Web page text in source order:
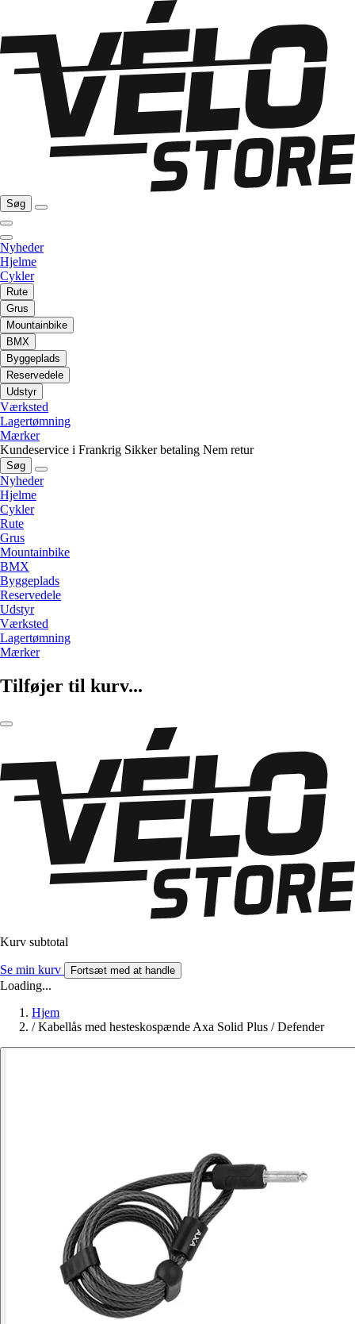
Søg
Nyheder
Hjelme
Cykler
Rute
Grus
Mountainbike
BMX
Byggeplads
Reservedele
Udstyr
Værksted
Lagertømning
Mærker
Kundeservice i Frankrig Sikker betaling Nem retur
Søg
Nyheder
Hjelme
Cykler
Rute
Grus
Mountainbike
BMX
Byggeplads
Reservedele
Udstyr
Værksted
Lagertømning
Mærker
Tilføjer til kurv...
Kurv subtotal
Se min kurv Fortsæt med at handle
Loading...
Hjem
/ Kabellås med hesteskospænde Axa Solid Plus / Defender